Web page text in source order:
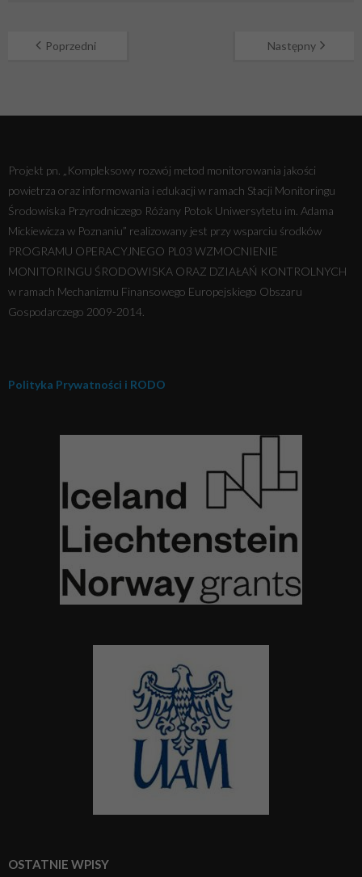
Poprzedni Następny
Projekt pn. „Kompleksowy rozwój metod monitorowania jakości
powietrza oraz informowania i edukacji w ramach Stacji Monitoringu
Środowiska Przyrodniczego Różany Potok Uniwersytetu im. Adama
Mickiewicza w Poznaniu” realizowany jest przy wsparciu środków
PROGRAMU OPERACYJNEGO PL03 WZMOCNIENIE
MONITORINGU ŚRODOWISKA ORAZ DZIAŁAŃ KONTROLNYCH
w ramach Mechanizmu Finansowego Europejskiego Obszaru
Gospodarczego 2009-2014.
Polityka Prywatności i RODO
OSTATNIE WPISY